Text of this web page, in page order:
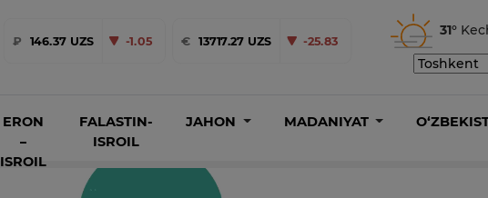
₽ 146.37 UZS -1.05 € 13717.27 UZS -25.83
31°
ERON
–
ISROIL
FALASTIN-
ISROIL
JAHON MADANIYAT